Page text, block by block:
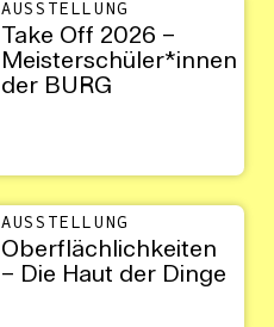
AUSSTELLUNG
Take Off 2026 –
Meisterschüler*innen
der BURG
AUSSTELLUNG
Oberflächlichkeiten
– Die Haut der Dinge